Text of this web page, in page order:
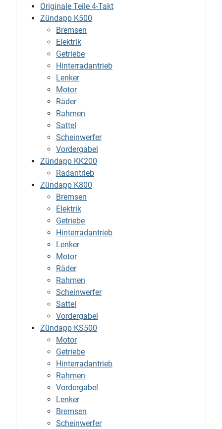
Originale Teile 4-Takt
Zündapp K500
Bremsen
Elektrik
Getriebe
Hinterradantrieb
Lenker
Motor
Räder
Rahmen
Sattel
Scheinwerfer
Vordergabel
Zündapp KK200
Radantrieb
Zündapp K800
Bremsen
Elektrik
Getriebe
Hinterradantrieb
Lenker
Motor
Räder
Rahmen
Scheinwerfer
Sattel
Vordergabel
Zündapp KS500
Motor
Getriebe
Hinterradantrieb
Rahmen
Vordergabel
Lenker
Bremsen
Scheinwerfer